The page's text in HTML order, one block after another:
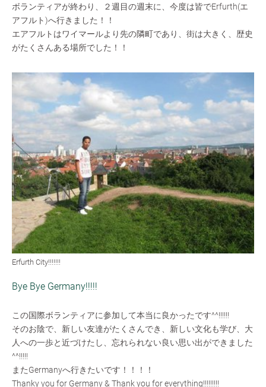
ボランティアが終わり、２週目の週末に、今度は皆でErfurth(エ
アフルト)へ行きました！！
エアフルトはワイマールより先の隣町であり、街は大きく、歴史
がたくさんある場所でした！！
Erfurth City!!!!!!!
Bye Bye Germany!!!!!
この国際ボランティアに参加して本当に良かったです^^!!!!!!
そのお陰で、新しい友達がたくさんでき、新しい文化も学び、大
人への一歩と近づけたし、忘れられない良い思い出ができました
^^!!!!!
またGermanyへ行きたいです！！！！
Thanky you for Germany & Thank you for everything!!!!!!!!!